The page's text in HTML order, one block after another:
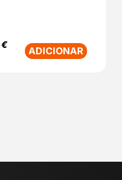
€
ADICIONAR